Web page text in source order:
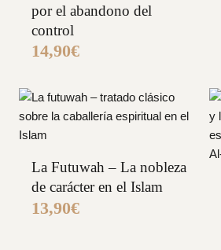
por el abandono del
control
14,90€
La Futuwah – La nobleza
de carácter en el Islam
13,90€